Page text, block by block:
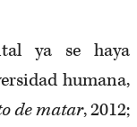
ya se haya
humana,
de matar, 2012;